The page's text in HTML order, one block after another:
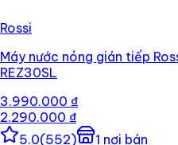
Rossi
Máy nước nóng gián tiếp
REZ30SL
3.990.000 ₫
2.290.000 ₫
5.0(552) 1 nơi bán